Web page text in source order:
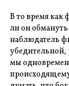
В то время как
ли он
наблюдатель
мы